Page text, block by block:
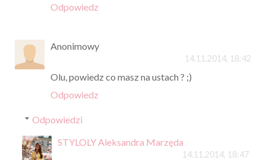
Odpowiedz
Anonimowy
14.11.2014, 18:42
Olu, powiedz co masz na ustach ? ;)
Odpowiedz
Odpowiedzi
STYLOLY Aleksandra Marzęda
14.11.2014, 18:47